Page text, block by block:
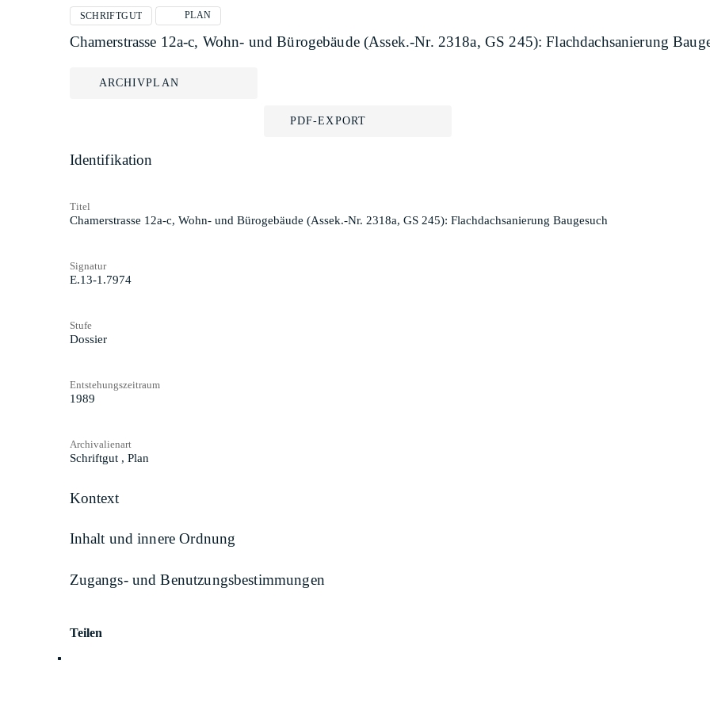
SCHRIFTGUT PLAN
Chamerstrasse 12a-c, Wohn- und Bürogebäude (Assek.-Nr. 2318a, GS 245): Flachdachsanierung
ARCHIVPLAN
PDF-EXPORT
Identifikation
Titel
Chamerstrasse 12a-c, Wohn- und Bürogebäude (Assek.-Nr. 2318a, GS 245): Flachdachsanierung Baugesuch
Signatur
E.13-1.7974
Stufe
Dossier
Entstehungszeitraum
1989
Archivalienart
Schriftgut , Plan
Kontext
Inhalt und innere Ordnung
Zugangs- und Benutzungsbestimmungen
Teilen